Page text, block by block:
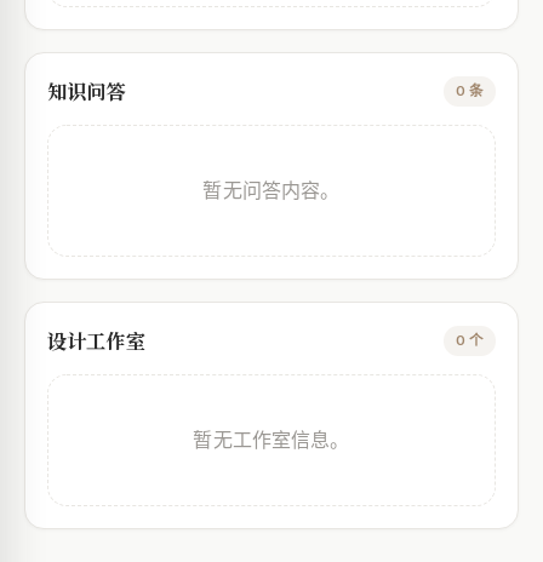
知识问答 0 条
暂无问答内容。
设计工作室 0 个
暂无工作室信息。